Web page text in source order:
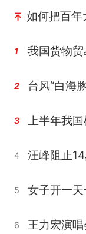
如何把百年
1 我国货物
2
3
4 汪峰阻止
5
6